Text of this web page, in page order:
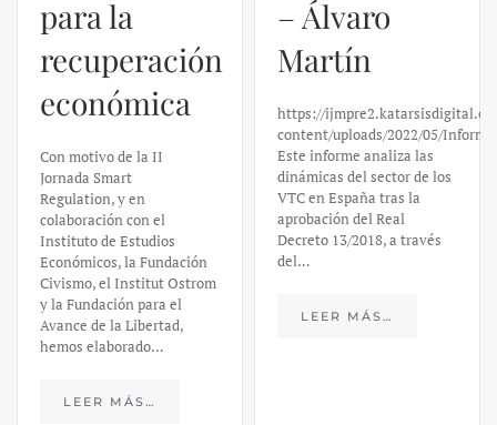
para la
recuperación
económica
Con motivo de la II
Jornada Smart
Regulation, y en
colaboración con el
Instituto de Estudios
Económicos, la Fundación
Civismo, el Institut Ostrom
y la Fundación para el
Avance de la Libertad,
hemos elaborado…
LEER MÁS…
– Álvaro
Martín
https://
content/uploads/2022/05/
Este informe analiza las
dinámicas del sector de los
VTC en España tras la
aprobación del Real
Decreto 13/2018, a través
del…
LEER MÁS…